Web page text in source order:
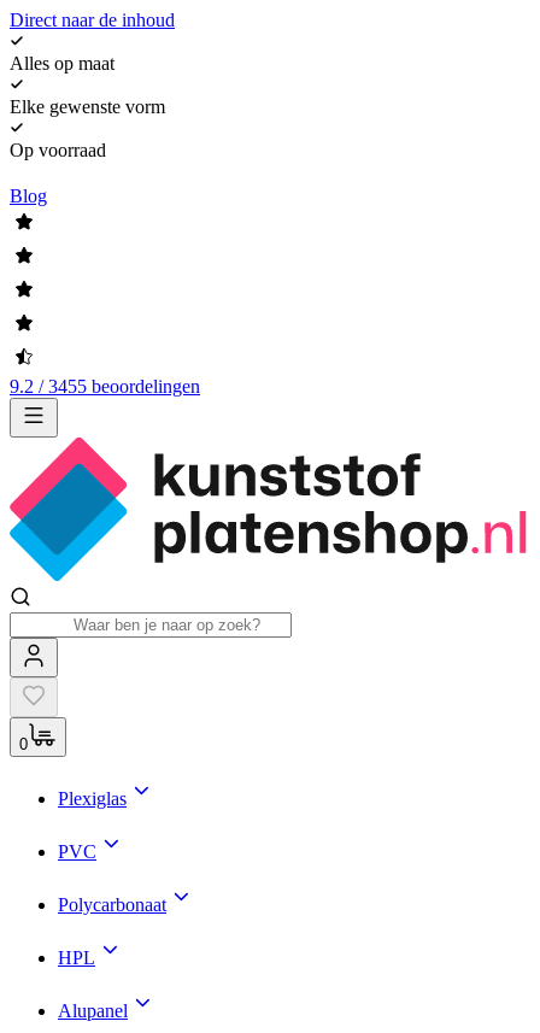
Direct naar de inhoud
Alles op maat
Elke gewenste vorm
Op voorraad
Blog
9.2 / 3455 beoordelingen
0
Plexiglas
PVC
Polycarbonaat
HPL
Alupanel